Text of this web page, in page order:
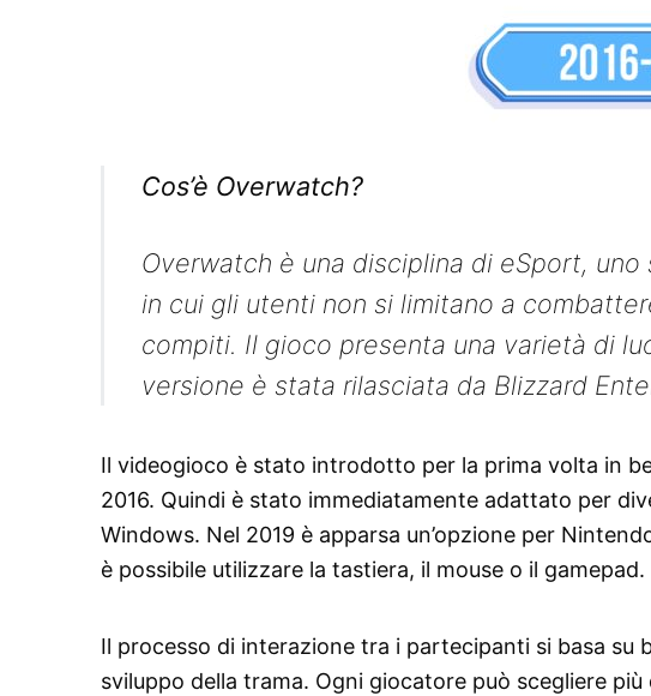
Cos’è Overwatch?
Overwatch è una disciplina di eSport,
in cui gli utenti non si limitano a
compiti. Il gioco presenta una varietà di
versione è stata rilasciata da Blizzard
Il videogioco è stato introdotto per la prima volta in
2016. Quindi è stato immediatamente adattato per
Windows. Nel 2019 è apparsa un’opzione per
è possibile utilizzare la tastiera, il mouse o il gamepad.
Il processo di interazione tra i partecipanti si basa
sviluppo della trama. Ogni giocatore può scegliere